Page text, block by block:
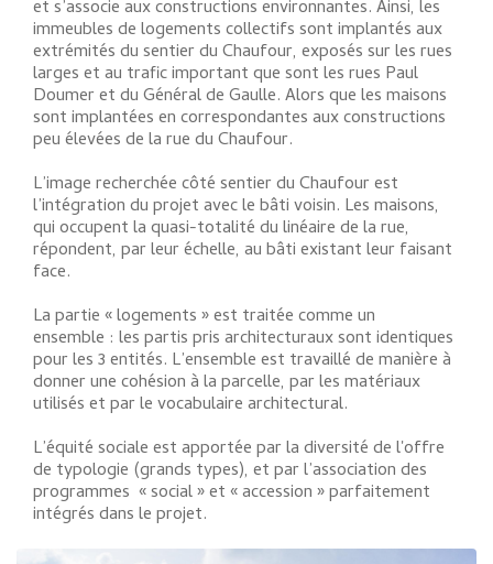
et s’associe aux constructions environnantes. Ainsi, les
immeubles de logements collectifs sont implantés aux
extrémités du sentier du Chaufour, exposés sur les rues
larges et au trafic important que sont les rues Paul
Doumer et du Général de Gaulle. Alors que les maisons
sont implantées en correspondantes aux constructions
peu élevées de la rue du Chaufour.
L’image recherchée côté sentier du Chaufour est
l’intégration du projet avec le bâti voisin. Les maisons,
qui occupent la quasi-totalité du linéaire de la rue,
répondent, par leur échelle, au bâti existant leur faisant
face.
La partie « logements » est traitée comme un
ensemble : les partis pris architecturaux sont identiques
pour les 3 entités. L’ensemble est travaillé de manière à
donner une cohésion à la parcelle, par les matériaux
utilisés et par le vocabulaire architectural.
L’équité sociale est apportée par la diversité de l'offre
de typologie (grands types), et par l’association des
programmes « social » et « accession » parfaitement
intégrés dans le projet.